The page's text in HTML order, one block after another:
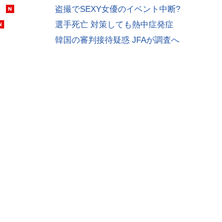
盗撮でSEXY女優のイベント中断?
選手死亡 対策しても熱中症発症
韓国の審判接待疑惑 JFAが調査へ